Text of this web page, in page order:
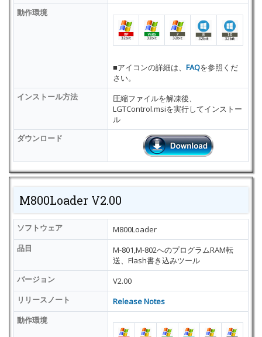
動作環境
■アイコンの詳細は、 FAQを参照くだ
さい。
インストール方法
圧縮ファイルを解凍後、
LGTControl.msiを実行してインストー
ル
ダウンロード
M800Loader V2.00
ソフトウェア
M800Loader
品目
M-801,M-802へのプログラムRAM転
送、Flash書き込みツール
バージョン
V2.00
リリースノート
Release Notes
動作環境